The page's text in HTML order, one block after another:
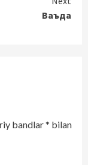
Ваъда
bandlar* bilan